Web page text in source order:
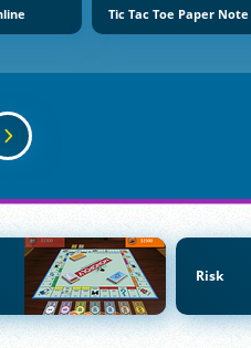
Tic Tac Toe Paper Note
Risk